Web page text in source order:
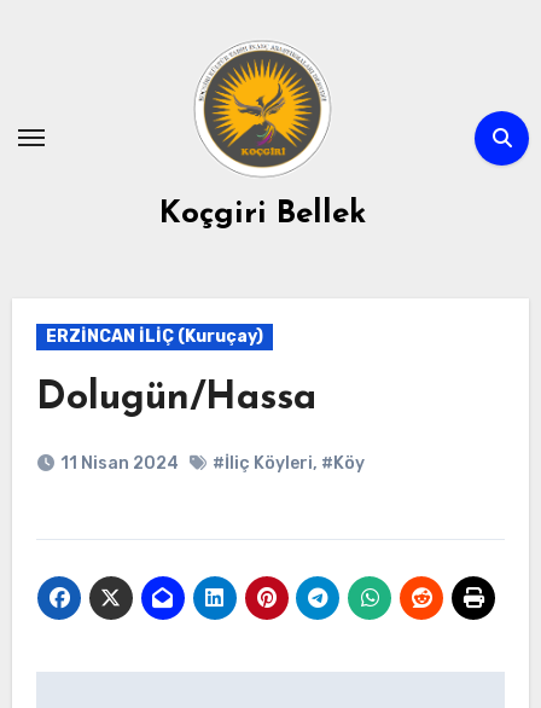
Koçgiri Bellek
ERZİNCAN İLİÇ (Kuruçay)
Dolugün/Hassa
11 Nisan 2024 #İliç Köyleri, #Köy